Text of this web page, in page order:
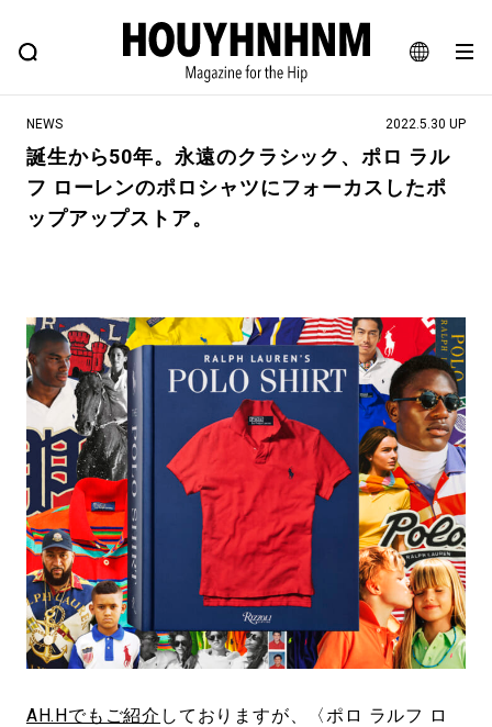
JA
EN
FEATURE BLOG SNAP
ヒップなファッション、カルチャー、ライフスタイルWEBマガジン
#注目のタグ
#NEW VINTAGE #マイナーグッド図鑑
#路地裏てぃーん。 #MONTHLY JOURNAL
#GH 銘品の所以 #フイナムのYouTube
#Commune H #FOCUS IT #AH.H
#ととけん #FASHION #MUSIC #MOVIE
#LIFESTYLE #SNEAKER #OUTDOOR
#SPORTS #HANDSOME HANDBOOK
NEWS 2022.5.30 UP
誕生から50年。永遠のクラシック、ポロ ラル
フ ローレンのポロシャツにフォーカスしたポ
ップアップストア。
AH.Hでもご紹介 しておりますが、〈ポロ ラルフ ロ